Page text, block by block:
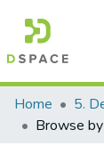
Communities
All of DSpace
Home
Browse